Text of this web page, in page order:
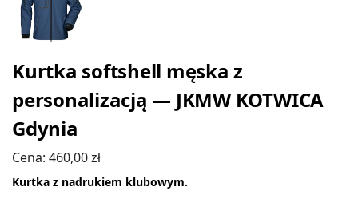
Kurtka softshell męska z
personalizacją — JKMW KOTWICA
Gdynia
Cena: 460,00zł
Kurtka z nadrukiem klubowym.